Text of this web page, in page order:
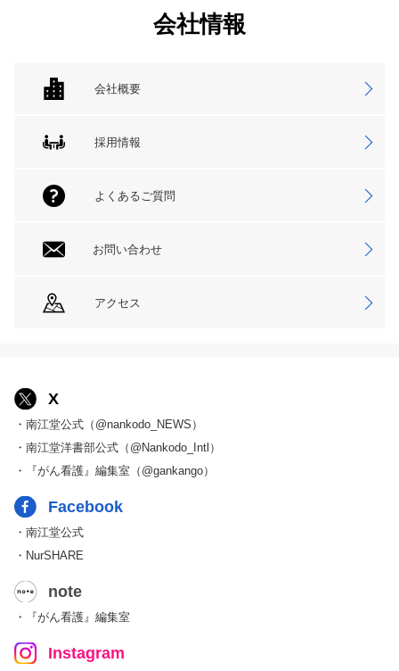
会社情報
会社概要
採用情報
よくあるご質問
お問い合わせ
アクセス
X
・南江堂公式（@nankodo_NEWS）
・南江堂洋書部公式（@Nankodo_Intl）
・『がん看護』編集室（@gankango）
Facebook
・南江堂公式
・NurSHARE
note
・『がん看護』編集室
Instagram